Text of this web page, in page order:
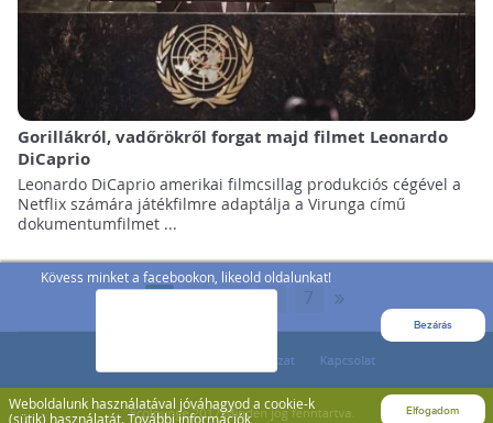
Kövess minket a facebookon, likeold oldalunkat!
Bezárás
Weboldalunk használatával jóváhagyod a cookie-k
(sütik) használatát.További információk Elfogadom
Gorillákról, vadőrökről forgat majd filmet Leonardo
DiCaprio
Leonardo DiCaprio amerikai filmcsillag produkciós cégével a
Netflix számára játékfilmre adaptálja a Virunga című
dokumentumfilmet ...
... 7 »